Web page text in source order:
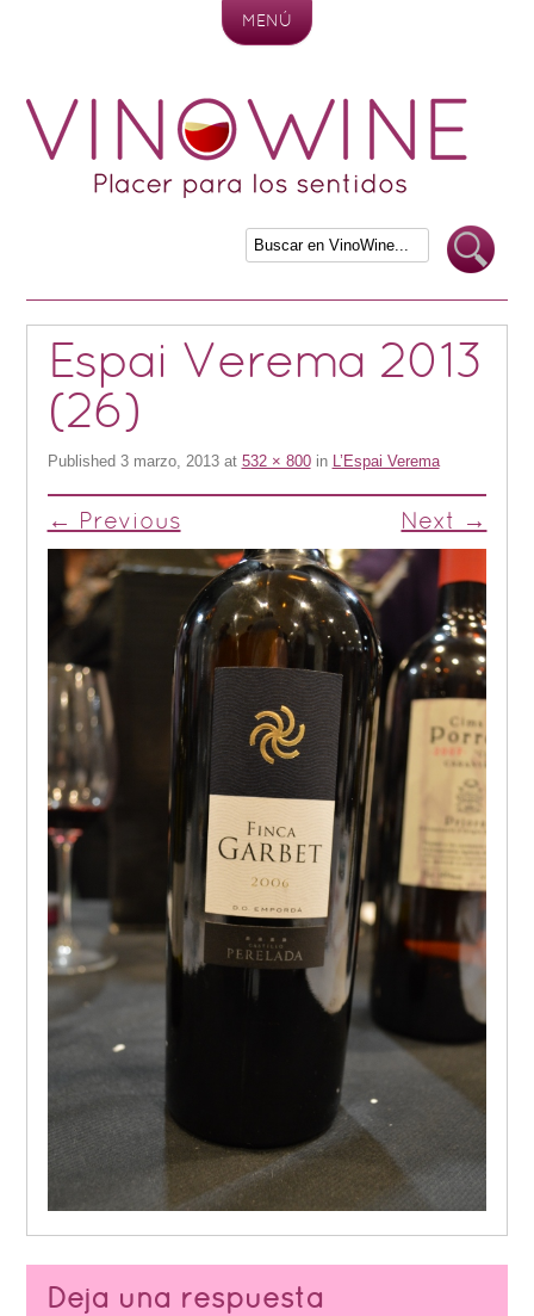
MENÚ
Espai Verema 2013
(26)
Published 3 marzo, 2013at 532 × 800in L’Espai Verema
← Previous Next →
Deja una respuesta